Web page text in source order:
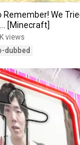
We
[Minecraft]
views
dubbed